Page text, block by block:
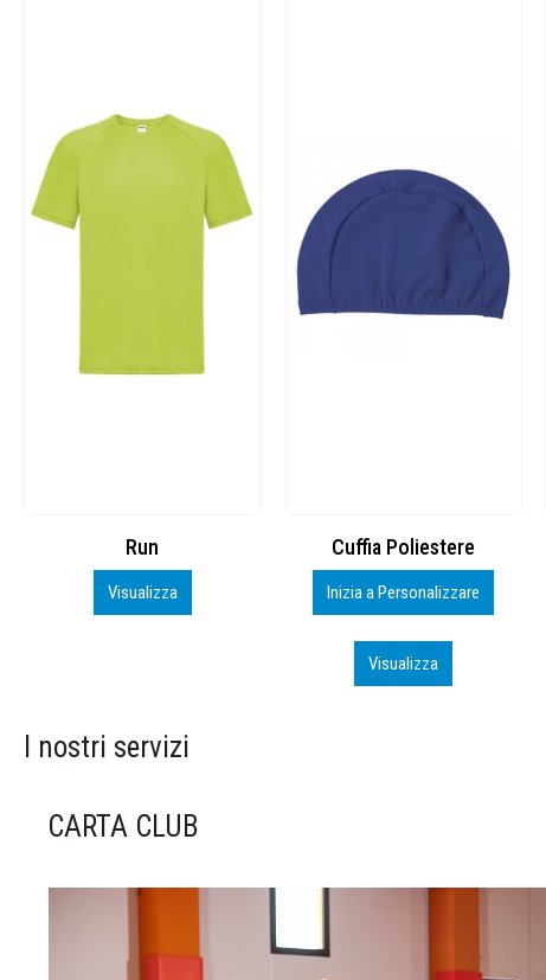
Cuffia Poliestere
Inizia a Personalizzare
BS600 – 5139960
Personalizza
Visualizza
I nostri servizi
CARTA CLUB